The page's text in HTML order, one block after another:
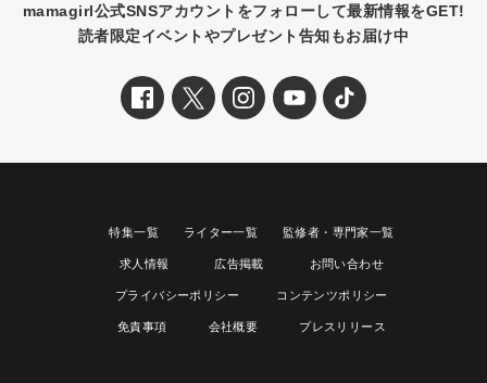
mamagirl公式SNSアカウントをフォローして最新情報をGET!
読者限定イベントやプレゼント告知もお届け中
特集一覧 ライター一覧 監修者・専門家一覧
求人情報 広告掲載 お問い合わせ
プライバシーポリシー コンテンツポリシー
免責事項 会社概要 プレスリリース